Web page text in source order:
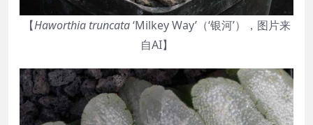
【Haworthia truncata‘Milkey Way’（‘银河’），图片来
自AI】